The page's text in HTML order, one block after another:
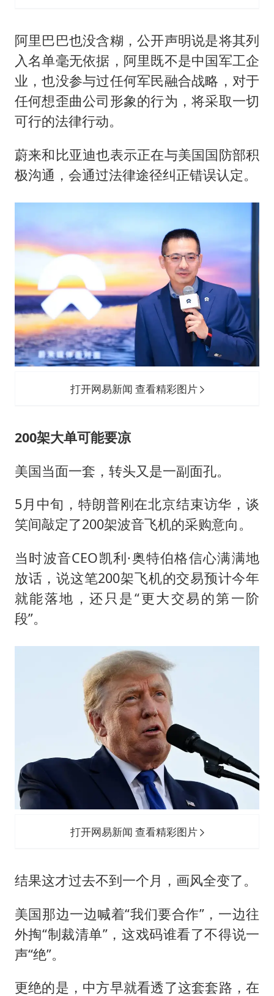
阿里巴巴也没含糊，公开声明说是将其列
入名单毫无依据，阿里既不是中国军工企
业，也没参与过任何军民融合战略，对于
任何想歪曲公司形象的行为，将采取一切
可行的法律行动。
蔚来和比亚迪也表示正在与美国国防部积
极沟通，会通过法律途径纠正错误认定。
打开网易新闻 查看精彩图片
200架大单可能要凉
美国当面一套，转头又是一副面孔。
5月中旬，特朗普刚在北京结束访华，谈
笑间敲定了200架波音飞机的采购意向。
当时波音CEO凯利·奥特伯格信心满满地
放话，说这笔200架飞机的交易预计今年
就能落地，还只是“更大交易的第一阶
段”。
打开网易新闻 查看精彩图片
结果这才过去不到一个月，画风全变了。
美国那边一边喊着“我们要合作”，一边往
外掏“制裁清单”，这戏码谁看了不得说一
声“绝”。
更绝的是，中方早就看透了这套套路，在